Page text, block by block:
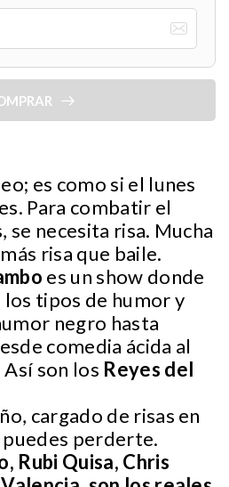
es como si el lunes
Para combatir el
se necesita risa. Mucha
risa que baile.
es un show donde
tipos de humor y
negro hasta
comedia ácida al
son los Reyes del
cargado de risas en
perderte.
Rubi Quisa, Chris